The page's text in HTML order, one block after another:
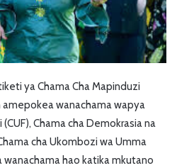
ya Chama Cha Mapinduzi
amepokea wanachama wapya
Chama cha Demokrasia na
cha Ukombozi wa Umma
wanachama hao katika mkutano